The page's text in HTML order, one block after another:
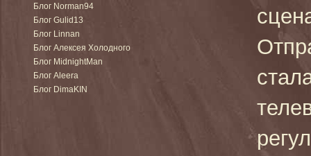
Блог Norman94
Блог Gulid13
Блог Linnan
Блог Алексея Холодного
Блог MidnightMan
Блог Aleera
Блог DimaKIN